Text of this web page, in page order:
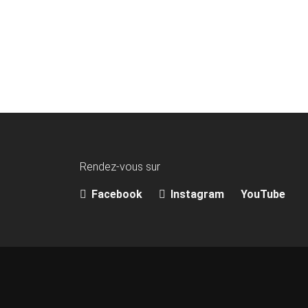
Rendez-vous sur
Facebook Instagram YouTube